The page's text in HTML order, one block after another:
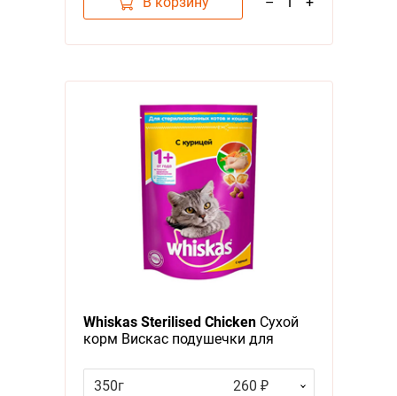
Whiskas Sterilised ChickenСухой
корм Вискас подушечки для
350г
260 ₽